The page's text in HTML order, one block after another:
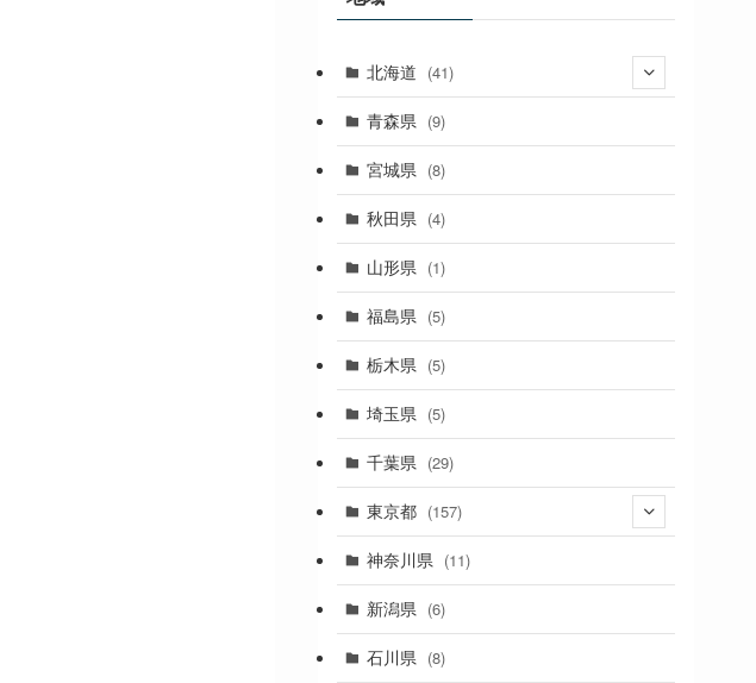
北海道 (41)
(27)
(2)
(1)
(1)
(1)
(2)
(1)
(3)
青森県 (9)
宮城県 (8)
秋田県 (4)
山形県 (1)
福島県 (5)
栃木県 (5)
埼玉県 (5)
千葉県 (29)
東京都 (157)
(36)
(11)
(31)
神奈川県 (11)
新潟県 (6)
石川県 (8)